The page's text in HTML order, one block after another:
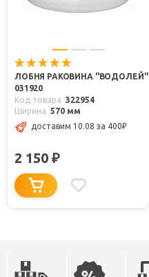
ЛОБНЯ РАКОВИНА "ВОДОЛЕЙ"
031920
Код товара 322954
Ширина 570 мм
доставим 10.08 за 400₽
2 150 ₽